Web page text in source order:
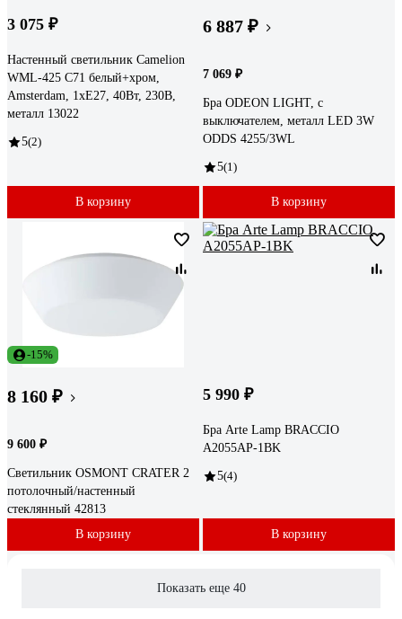
3 075 ₽
Настенный светильник Camelion
WML-425 С71 белый+хром,
Amsterdam, 1хE27, 40Вт, 230В,
металл 13022
5(2)
В корзину
6 887 ₽
7 069 ₽
Бра ODEON LIGHT, с
выключателем, металл LED 3W
ODDS 4255/3WL
5(1)
В корзину
-15%
8 160 ₽
9 600 ₽
Светильник OSMONT CRATER 2
потолочный/настенный
стеклянный 42813
В корзину
5 990 ₽
Бра Arte Lamp BRACCIO
A2055AP-1BK
5(4)
В корзину
Показать еще 40